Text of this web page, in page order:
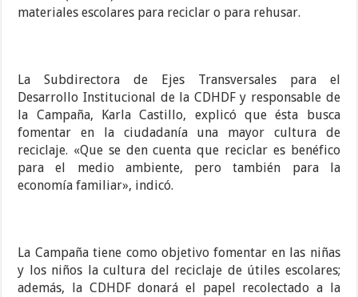
materiales escolares para reciclar o para rehusar.
La Subdirectora de Ejes Transversales para el
Desarrollo Institucional de la CDHDF y responsable de
la Campaña, Karla Castillo, explicó que ésta busca
fomentar en la ciudadanía una mayor cultura de
reciclaje. «Que se den cuenta que reciclar es benéfico
para el medio ambiente, pero también para la
economía familiar», indicó.
La Campaña tiene como objetivo fomentar en las niñas
y los niños la cultura del reciclaje de útiles escolares;
además, la CDHDF donará el papel recolectado a la